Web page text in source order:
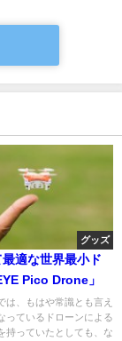
グッズ
適な世界最小ド
Pico Drone」
は、もはや常識とも言え
っているドローンによる
持っていたとしても、な